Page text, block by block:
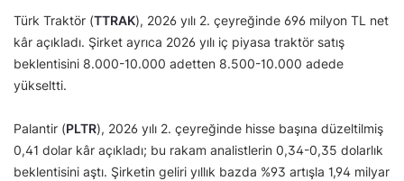
Türk Traktör (TTRAK), 2026 yılı 2. çeyreğinde 696 milyon TL net
kâr açıkladı. Şirket ayrıca 2026 yılı iç piyasa traktör satış
beklentisini 8.000-10.000 adetten 8.500-10.000 adede
yükseltti.
Palantir (PLTR), 2026 yılı 2. çeyreğinde hisse başına düzeltilmiş
0,41 dolar kâr açıkladı; bu rakam analistlerin 0,34-0,35 dolarlık
beklentisini aştı. Şirketin geliri yıllık bazda %93 artışla 1,94 milyar